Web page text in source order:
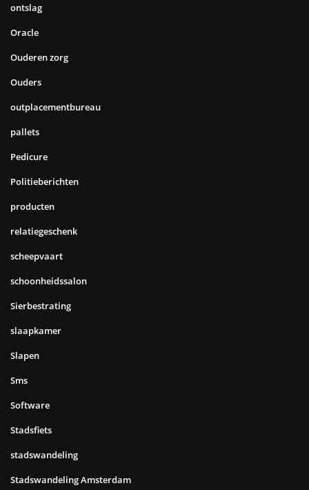
ontslag
Oracle
Ouderen zorg
Ouders
outplacementbureau
pallets
Pedicure
Politieberichten
producten
relatiegeschenk
scheepvaart
schoonheidssalon
Sierbestrating
slaapkamer
Slapen
Sms
Software
Stadsfiets
stadswandeling
Stadswandeling Amsterdam